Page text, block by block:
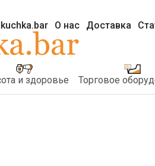
О нас Доставка
и здоровье Торговое